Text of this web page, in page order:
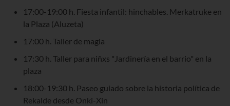
17:00-19:00 h. Fiesta infantil: hinchables. Merkatruke en
la Plaza (Aluzeta)
17:00 h. Taller de magia
17:30 h. Taller para niñxs "Jardinería en el barrio" en la
plaza
18:00-19:30 h. Paseo guiado sobre la historia política de
Rekalde desde Onki-Xin